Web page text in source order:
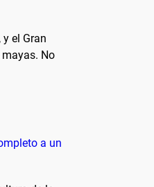
el Gran
No
a un